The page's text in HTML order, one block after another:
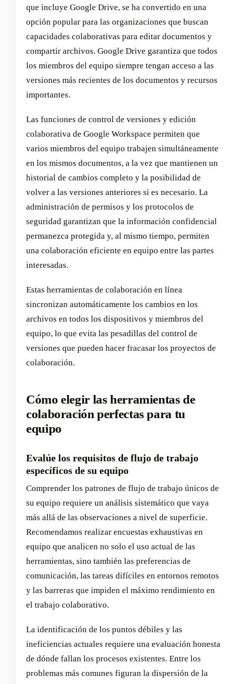
que incluye Google Drive, se ha convertido en una
opción popular para las organizaciones que buscan
capacidades colaborativas para editar documentos y
compartir archivos. Google Drive garantiza que todos
los miembros del equipo siempre tengan acceso a las
versiones más recientes de los documentos y recursos
importantes.
Las funciones de control de versiones y edición
colaborativa de Google Workspace permiten que
varios miembros del equipo trabajen simultáneamente
en los mismos documentos, a la vez que mantienen un
historial de cambios completo y la posibilidad de
volver a las versiones anteriores si es necesario. La
administración de permisos y los protocolos de
seguridad garantizan que la información confidencial
permanezca protegida y, al mismo tiempo, permiten
una colaboración eficiente en equipo entre las partes
interesadas.
Estas herramientas de colaboración en línea
sincronizan automáticamente los cambios en los
archivos en todos los dispositivos y miembros del
equipo, lo que evita las pesadillas del control de
versiones que pueden hacer fracasar los proyectos de
colaboración.
Cómo elegir las herramientas de
colaboración perfectas para tu
equipo
Evalúe los requisitos de flujo de trabajo
específicos de su equipo
Comprender los patrones de flujo de trabajo únicos de
su equipo requiere un análisis sistemático que vaya
más allá de las observaciones a nivel de superficie.
Recomendamos realizar encuestas exhaustivas en
equipo que analicen no solo el uso actual de las
herramientas, sino también las preferencias de
comunicación, las tareas difíciles en entornos remotos
y las barreras que impiden el máximo rendimiento en
el trabajo colaborativo.
La identificación de los puntos débiles y las
ineficiencias actuales requiere una evaluación honesta
de dónde fallan los procesos existentes. Entre los
problemas más comunes figuran la dispersión de la